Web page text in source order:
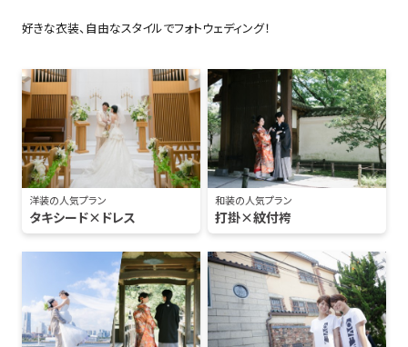
好きな衣装、自由なスタイルでフォトウェディング！
洋装の人気プラン
タキシード×ドレス
和装の人気プラン
打掛×紋付袴